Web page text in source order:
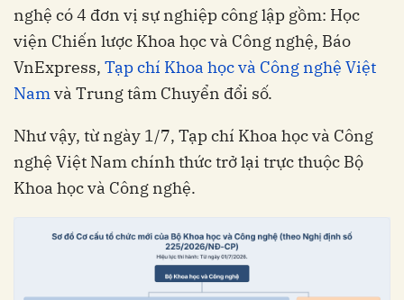
nghệ có 4 đơn vị sự nghiệp công lập gồm: Học
viện Chiến lược Khoa học và Công nghệ, Báo
VnExpress, Tạp chí Khoa học và Công nghệ Việt
Namvà Trung tâm Chuyển đổi số.
Như vậy, từ ngày 1/7, Tạp chí Khoa học và Công
nghệ Việt Nam chính thức trở lại trực thuộc Bộ
Khoa học và Công nghệ.